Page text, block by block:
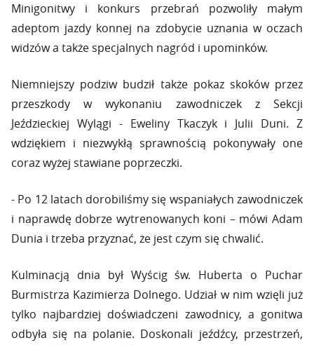
Minigonitwy i konkurs przebrań pozwoliły małym
adeptom jazdy konnej na zdobycie uznania w oczach
widzów a także specjalnych nagród i upominków.
Niemniejszy podziw budził także pokaz skoków przez
przeszkody w wykonaniu zawodniczek z Sekcji
Jeździeckiej Wylągi - Eweliny Tkaczyk i Julii Duni. Z
wdziękiem i niezwykłą sprawnością pokonywały one
coraz wyżej stawiane poprzeczki.
- Po 12 latach dorobiliśmy się wspaniałych zawodniczek
i naprawdę dobrze wytrenowanych koni – mówi Adam
Dunia i trzeba przyznać, że jest czym się chwalić.
Kulminacją dnia był Wyścig św. Huberta o Puchar
Burmistrza Kazimierza Dolnego. Udział w nim wzięli już
tylko najbardziej doświadczeni zawodnicy, a gonitwa
odbyła się na polanie. Doskonali jeźdźcy, przestrzeń,